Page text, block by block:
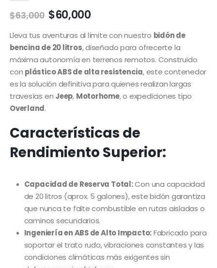
$63,000 El
precio
original
era:
$63,000.
$60,000El
actual
es:
$60,000.
Lleva tus aventuras al límite con nuestro bidón de
bencina de 20 litros, diseñado para ofrecerte la
máxima autonomía en terrenos remotos. Construido
con plástico ABS de alta resistencia, este contenedor
es la solución definitiva para quienes realizan largas
travesías en Jeep, Motorhome, o expediciones tipo
Overland.
Características de
Rendimiento Superior:
Capacidad de Reserva Total:Con una capacidad
de 20 litros (aprox. 5 galones), este bidón garantiza
que nunca te falte combustible en rutas aisladas o
caminos secundarios.
Ingeniería en ABS de Alto Impacto:Fabricado para
soportar el trato rudo, vibraciones constantes y las
condiciones climáticas más exigentes sin